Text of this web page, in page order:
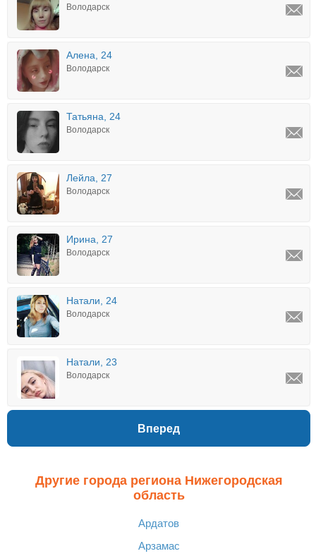
Володарск
Алена, 24
Володарск
Татьяна, 24
Володарск
Лейла, 27
Володарск
Ирина, 27
Володарск
Натали, 24
Володарск
Натали, 23
Володарск
Вперед
Другие города региона Нижегородская
область
Ардатов
Арзамас